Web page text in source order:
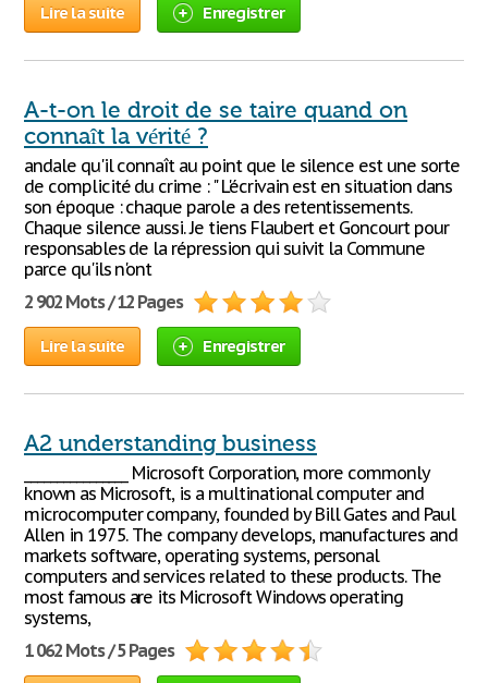
Lire la suite Enregistrer
A-t-on le droit de se taire quand on
connaît la vérité ?
andale qu'il connaît au point que le silence est une sorte
de complicité du crime : " L'écrivain est en situation dans
son époque : chaque parole a des retentissements.
Chaque silence aussi. Je tiens Flaubert et Goncourt pour
responsables de la répression qui suivit la Commune
parce qu'ils n'ont
2 902 Mots / 12 Pages
Lire la suite Enregistrer
A2 understanding business
________________ Microsoft Corporation, more commonly
known as Microsoft, is a multinational computer and
microcomputer company, founded by Bill Gates and Paul
Allen in 1975. The company develops, manufactures and
markets software, operating systems, personal
computers and services related to these products. The
most famous are its Microsoft Windows operating
systems,
1 062 Mots / 5 Pages